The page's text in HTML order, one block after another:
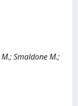
Smaldone M.;